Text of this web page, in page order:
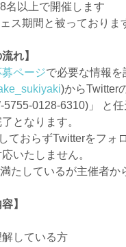
名以上で開催します
ス期間と被っておりま
れ】
募ページで必要な情報を
)からTwitter
5755-0128-6310)」 と
となります。
ておらずTwitterをフォ
いたしません。
たしているが主催者か
】
解している方